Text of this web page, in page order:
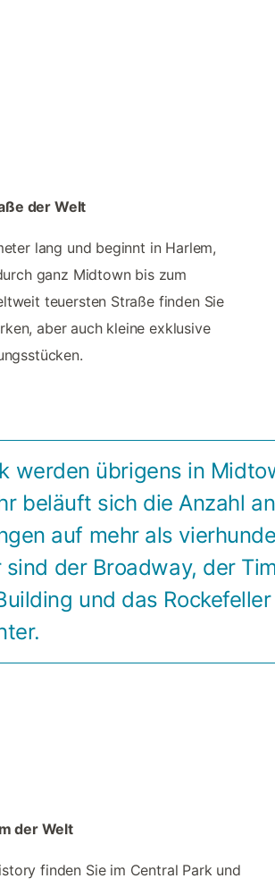
der Welt
lang und beginnt in Harlem,
ganz Midtown bis zum
teuersten Straße finden Sie
aber auch kleine exklusive
werden übrigens in
beläuft sich die Anzahl an
auf mehr als
der Broadway, der
und das Rockefeller
der Welt
finden Sie im Central Park und